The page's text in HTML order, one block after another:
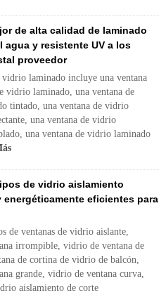
de alta calidad de laminado
agua y resistente UV a los
proveedor
vidrio laminado incluye una ventana
vidrio laminado, una ventana de
tintado, una ventana de vidrio
una ventana de vidrio
una ventana de vidrio laminado
de vidrio aislamiento
energéticamente eficientes para
de ventanas de vidrio aislante,
irrompible, vidrio de ventana de
de cortina de vidrio de balcón,
grande, vidrio de ventana curva,
aislamiento de corte